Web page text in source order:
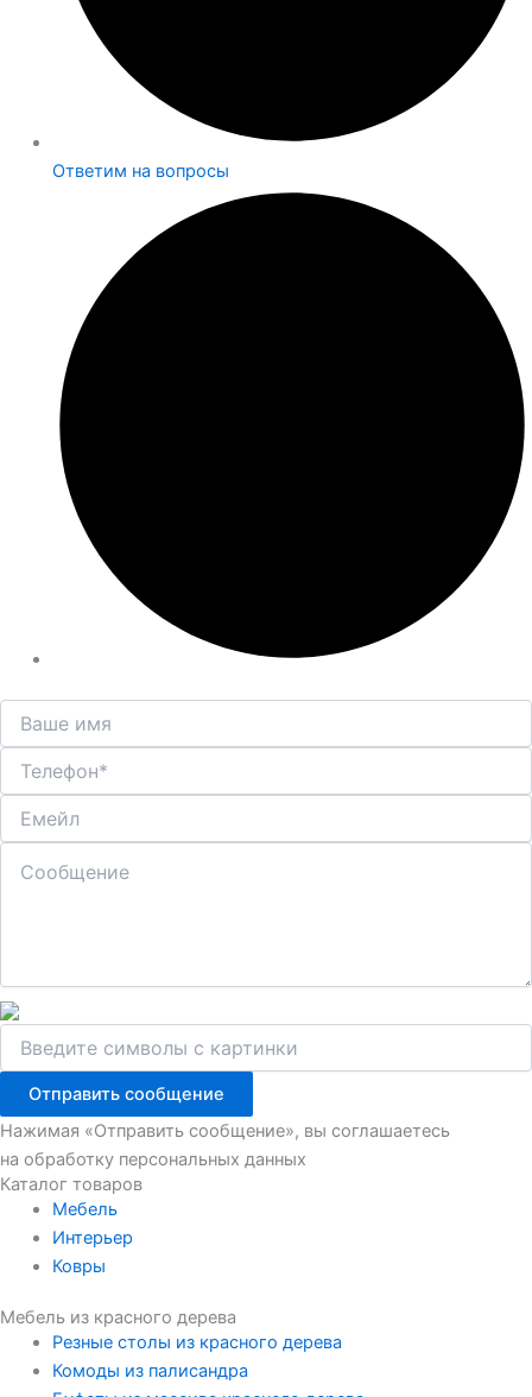
Ответим на вопросы
Отправить сообщение
Нажимая «Отправить сообщение», вы соглашаетесь
на обработку персональных данных
Каталог товаров
Мебель
Интерьер
Ковры
Мебель из красного дерева
Резные столы из красного дерева
Комоды из палисандра